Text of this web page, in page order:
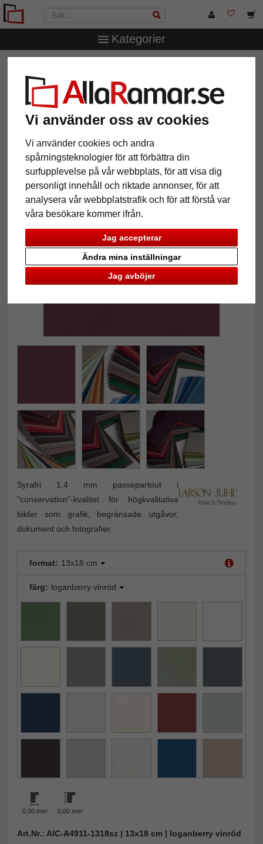
Vi använder oss av cookies
Vi använder cookies och andra
spårningsteknologier för att förbättra din
surfupplevelse på vår webbplats, för att visa dig
personligt innehåll och riktade annonser, för att
analysera vår webbplatstrafik och för att förstå var
våra besökare kommer ifrån.
Jag accepterar
Jag avböjer
Ändra mina inställningar
Kategorier
passepartout efter mått
1,4 mm "Artique" passepartout
efter mått
Pictures
Syrafri 1,4 mm passepartout i
"conservation"-kvalitet för högkvalitativa
bilder som grafik, begränsade utgåvor,
dokument och fotografier.
format: 13x18 cm
färg: loganberry vinröd
0,00 mm 0,00 mm
Art.Nr.: AIC-A4911-1318sz | 13x18 cm | loganberry vinröd